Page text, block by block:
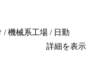
/ 機械系工場 / 日勤
詳細を表示